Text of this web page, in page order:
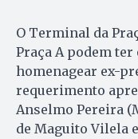
O Terminal da
Praça A podem
homenagear ex-
requerimento
Anselmo Pereira
de Maguito Vilela